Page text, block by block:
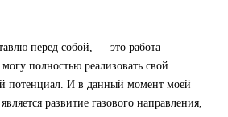
перед собой, — это работа
полностью реализовать свой
потенциал. И в данный момент моей
развитие газового направления,